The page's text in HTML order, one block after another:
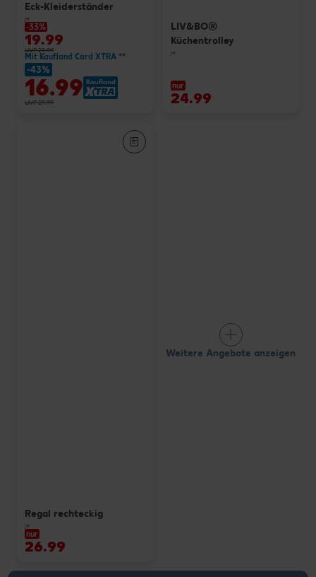
Eck-Kleiderständer
je
-33%
19.99
UVP 29.99
Mit Kaufland Card XTRA **
-43%
16.99
UVP 29.99
LIV&BO®
Küchentrolley
je
nur
24.99
Regal rechteckig
je
nur
26.99
Weitere Angebote anzeigen